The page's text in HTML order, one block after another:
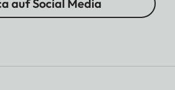
auf Social Media